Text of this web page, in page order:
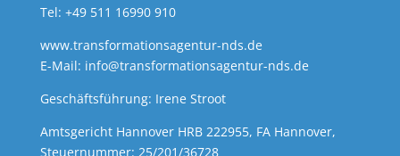
Tel: +49 511 16990 910
www.transformationsagentur-nds.de
E-Mail: info@transformationsagentur-nds.de
Geschäftsführung: Irene Stroot
Amtsgericht Hannover HRB 222955, FA Hannover,
Steuernummer: 25/201/36728